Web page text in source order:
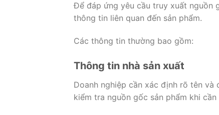
Để đáp ứng yêu cầu truy xuất nguồn
thông tin liên quan đến sản phẩm.
Các thông tin thường bao gồm:
Thông tin nhà sản xuất
Doanh nghiệp cần xác định rõ tên và
kiểm tra nguồn gốc sản phẩm khi cần